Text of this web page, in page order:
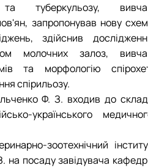
туберкульозу,
запропонував нову
здійснив
молочних залоз,
та морфологію
спірильозу.
Ф. З. входив до
українського
зоотехнічний
на посаду завідувача